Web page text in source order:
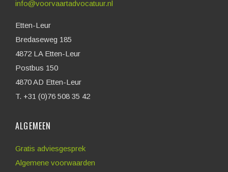
info@voorvaartadvocatuur.nl
Etten-Leur
Bredaseweg 185
4872 LA Etten-Leur
Postbus 150
4870 AD Etten-Leur
T. +31 (0)76 508 35 42
ALGEMEEN
Gratis adviesgesprek
Algemene voorwaarden